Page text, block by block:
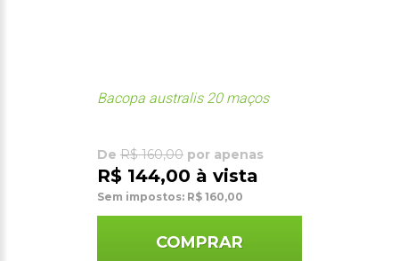
Bacopa australis 20 maços
De R$ 160,00 por apenas
R$ 144,00 à vista
Sem impostos: R$ 160,00
COMPRAR